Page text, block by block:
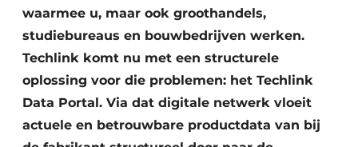
waarmee u, maar ook groothandels,
studiebureaus en bouwbedrijven werken.
Techlink komt nu met een structurele
oplossing voor die problemen: het Techlink
Data Portal. Via dat digitale netwerk vloeit
actuele en betrouwbare productdata van bij